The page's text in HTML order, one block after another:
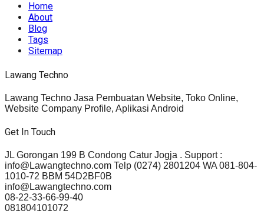
Home
About
Blog
Tags
Sitemap
Lawang Techno
Lawang Techno Jasa Pembuatan Website, Toko Online,
Website Company Profile, Aplikasi Android
Get In Touch
JL Gorongan 199 B Condong Catur Jogja . Support :
info@Lawangtechno.com Telp (0274) 2801204 WA 081-804-
1010-72 BBM 54D2BF0B
info@Lawangtechno.com
08-22-33-66-99-40
081804101072